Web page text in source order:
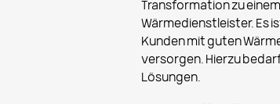
Transformation zu
Wärmedienstleister. Es
Kunden mit guten
versorgen. Hierzu
Lösungen.